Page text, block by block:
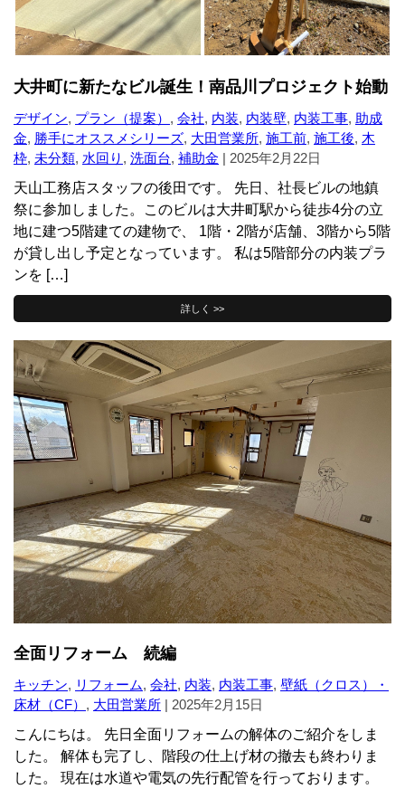
大井町に新たなビル誕生！南品川プロジェクト始動
デザイン, プラン（提案） , 会社, 内装, 内装壁, 内装工事, 助成
金, 勝手にオススメシリーズ, 大田営業所, 施工前, 施工後, 木
枠, 未分類, 水回り , 洗面台, 補助金 | 2025年2月22日
天山工務店スタッフの後田です。 先日、社長ビルの地鎮
祭に参加しました。このビルは大井町駅から徒歩4分の立
地に建つ5階建ての建物で、 1階・2階が店舗、3階から5階
が貸し出し予定となっています。 私は5階部分の内装プラ
ンを […]
詳しく >>
全面リフォーム 続編
キッチン, リフォーム, 会社, 内装, 内装工事, 壁紙（クロス）・
床材（CF） , 大田営業所 | 2025年2月15日
こんにちは。 先日全面リフォームの解体のご紹介をしま
した。 解体も完了し、階段の仕上げ材の撤去も終わりま
した。 現在は水道や電気の先行配管を行っております。